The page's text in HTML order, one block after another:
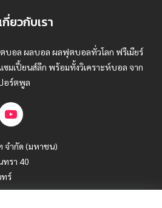
เกี่ยวกับเรา
บอล ผลบอล ผลฟุตบอลทั่วโลก ฟรีเมียร์
มเปี้ยนส์ลีก พร้อมทั้งวิเคราะห์บอล จาก
อร์ตพูล
จำกัด (มหาชน)
ทรา 40
ทร์